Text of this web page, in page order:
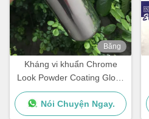
Băng
Kháng vi khuẩn Chrome
Look Powder Coating Gloss
cao Hiệu suất cơ khí tốt
Nói Chuyện Ngay.